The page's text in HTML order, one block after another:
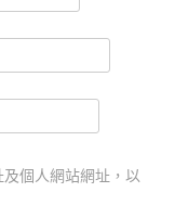
個人網站網址，以